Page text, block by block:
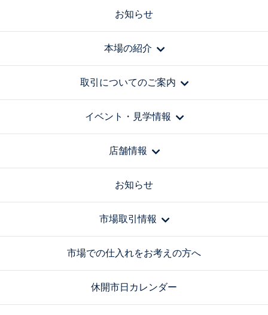
お知らせ
本場の紹介
取引についてのご案内
イベント・見学情報
店舗情報
お知らせ
市場取引情報
市場での仕入れをお考えの方へ
休開市日カレンダー